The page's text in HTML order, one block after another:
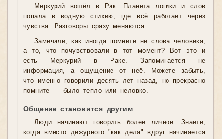
Меркурий вошёл в Рак. Планета логики и слов
попала в водную стихию, где всё работает через
чувства. Разговоры сразу меняются.
Замечали, как иногда помните не слова человека,
а то, что почувствовали в тот момент? Вот это и
есть Меркурий в Раке. Запоминается не
информация, а ощущение от неё. Можете забыть,
что именно говорили десять лет назад, но прекрасно
помните — было тепло или неловко.
Общение становится другим
Люди начинают говорить более личное. Знаете,
когда вместо дежурного "как дела" вдруг начинается